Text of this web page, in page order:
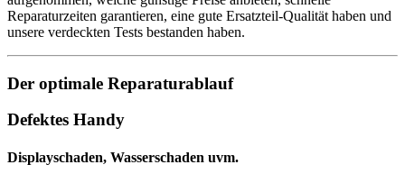
Reparaturzeiten garantieren, eine gute Ersatzteil-Qualität haben und
unsere verdeckten Tests bestanden haben.
Der optimale Reparaturablauf
Defektes Handy
Displayschaden, Wasserschaden uvm.